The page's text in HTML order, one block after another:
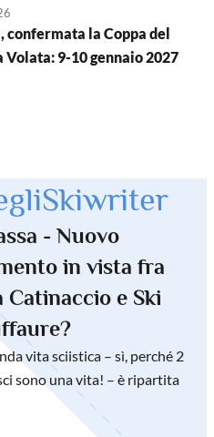
confermata la Coppa del
Volata: 9-10 gennaio 2027
Skiwriter
- Nuovo
in vista fra
Catinaccio e Ski
vita sciistica – sì, perché 2
sono una vita! – è ripartita